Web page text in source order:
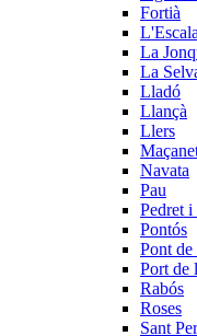
Fortià
L'Escala
La
La
Lladó
Llançà
Llers
Navata
Pau
Pedret i
Pontós
Pont
Port de
Rabós
Roses
Sant